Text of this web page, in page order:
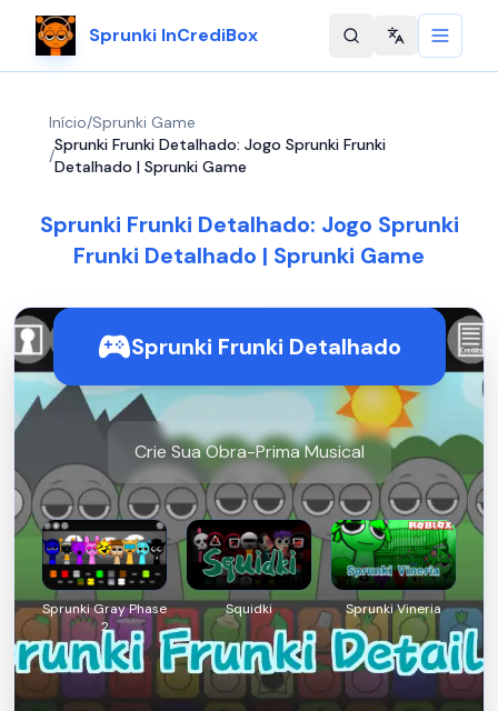
Sprunki InCrediBox Change
Início/Sprunki Game
/
Sprunki Frunki Detalhado: Jogo Sprunki Frunki
Detalhado | Sprunki Game
Sprunki Frunki Detalhado: Jogo Sprunki
Frunki Detalhado | Sprunki Game
Sprunki Frunki Detalhado
Crie Sua Obra-Prima Musical
Sprunki Gray Phase
2
Squidki Sprunki Vineria